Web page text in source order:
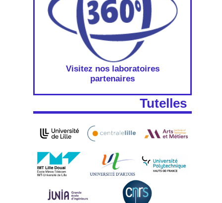
Visitez nos laboratoires
partenaires
Tutelles